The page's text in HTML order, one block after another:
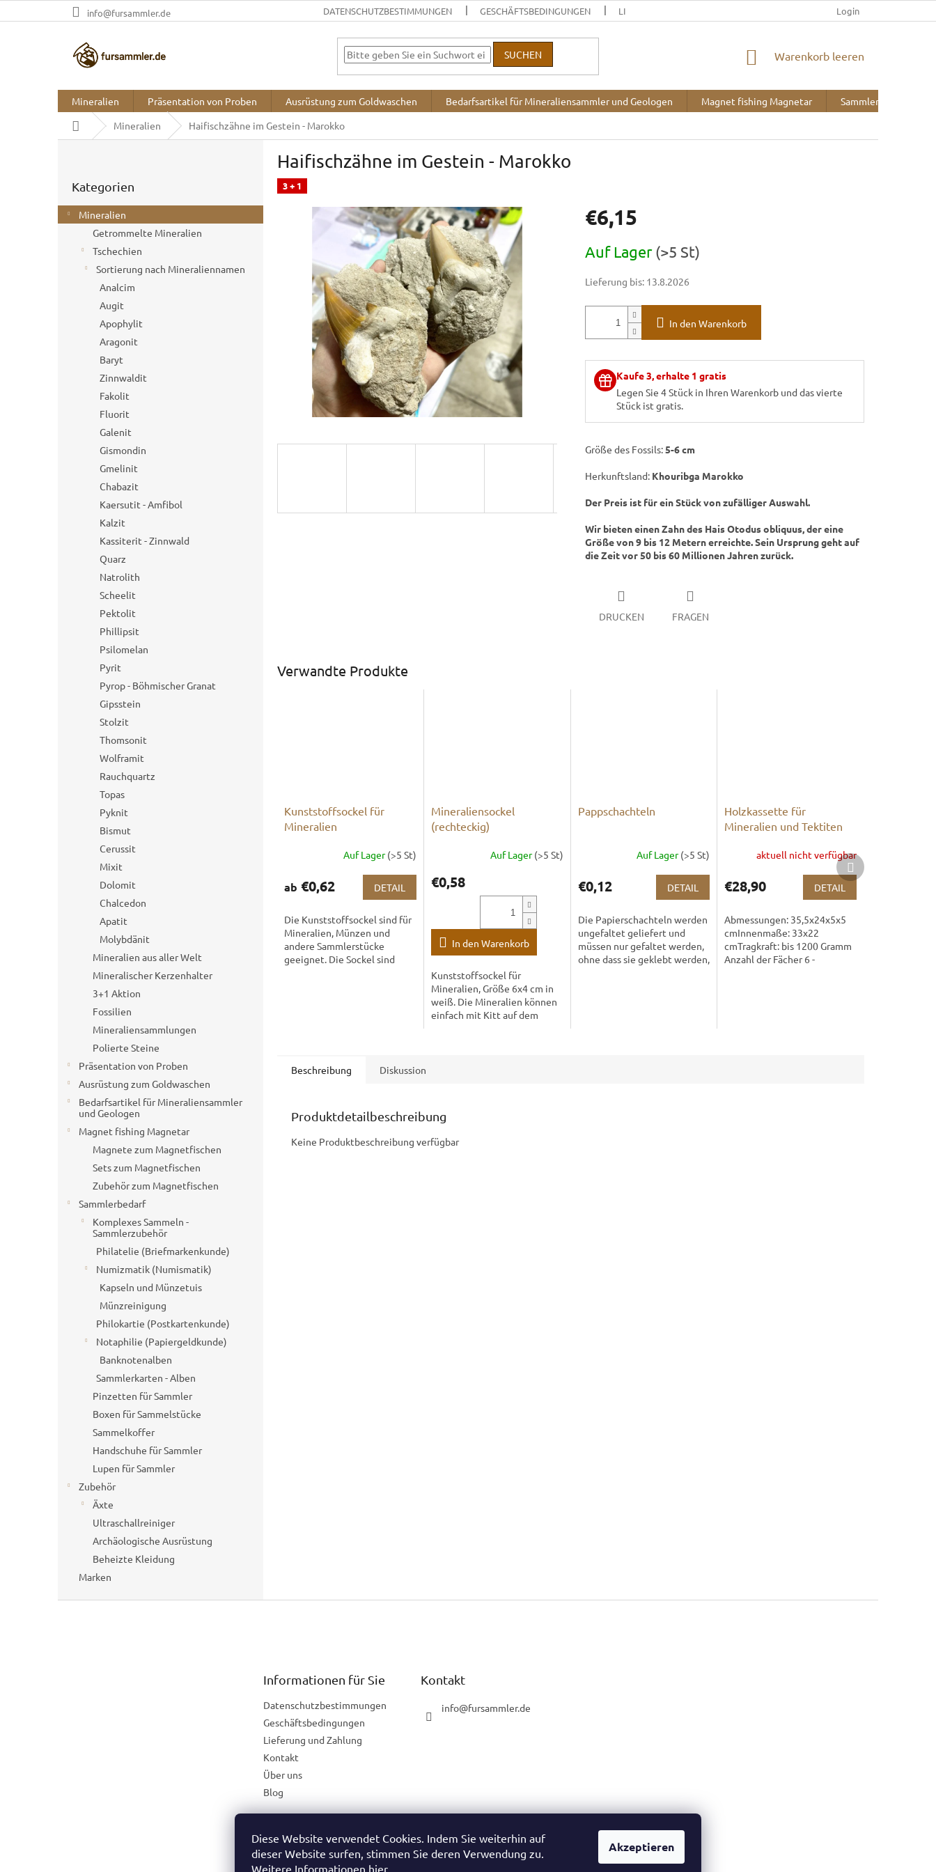
Diese Website verwendet Cookies. Indem Sie weiterhin auf
dieser Website surfen, stimmen Sie deren Verwendung zu.
Weitere Informationen hier.
Akzeptieren
Inhalt
info@fursammler.de DATENSCHUTZBESTIMMUNGEN GESCHÄFTSBEDINGUNGEN LIEFERUNG UND ZAHLUNG ÜBER UNS
Login
SUCHEN WARENKORB
Warenkorb leeren
Mineralien Präsentation von Proben Ausrüstung zum Goldwaschen Bedarfsartikel für Mineraliensammler und Geologen Magnet fishing Magnetar
Sammlerbedarf
StartseiteMineralien Haifischzähne im Gestein - Marokko
e
n
überspringen
Kategorien
Mineralien
Getrommelte Mineralien
Tschechien
Sortierung nach Mineraliennamen
Analcim
Augit
Apophylit
Aragonit
Baryt
Zinnwaldit
Fakolit
Fluorit
Galenit
Gismondin
Gmelinit
Chabazit
Kaersutit - Amfibol
Kalzit
Kassiterit - Zinnwald
Quarz
Natrolith
Scheelit
Pektolit
Phillipsit
Psilomelan
Pyrit
Pyrop - Böhmischer Granat
Gipsstein
Stolzit
Thomsonit
Wolframit
Rauchquartz
Topas
Pyknit
Bismut
Cerussit
Mixit
Dolomit
Chalcedon
Apatit
Molybdänit
Mineralien aus aller Welt
Mineralischer Kerzenhalter
3+1 Aktion
Fossilien
Mineraliensammlungen
Polierte Steine
Präsentation von Proben
Ausrüstung zum Goldwaschen
Bedarfsartikel für Mineraliensammler
und Geologen
Magnet fishing Magnetar
Magnete zum Magnetfischen
Sets zum Magnetfischen
Zubehör zum Magnetfischen
Sammlerbedarf
Komplexes Sammeln -
Sammlerzubehör
Philatelie (Briefmarkenkunde)
Numizmatik (Numismatik)
Kapseln und Münzetuis
Münzreinigung
Philokartie (Postkartenkunde)
Notaphilie (Papiergeldkunde)
Banknotenalben
Sammlerkarten - Alben
Pinzetten für Sammler
Boxen für Sammelstücke
Sammelkoffer
Handschuhe für Sammler
Lupen für Sammler
Zubehör
Äxte
Ultraschallreiniger
Archäologische Ausrüstung
Beheizte Kleidung
Marken
Haifischzähne im Gestein - Marokko
3 + 1
€6,15
Auf Lager(>5 St)
Lieferung bis: 13.8.2026
In den Warenkorb
Kaufe 3, erhalte 1 gratis
Legen Sie 4 Stück in Ihren Warenkorb und das vierte
Stück ist gratis.
Größe des Fossils:5-6 cm
Herkunftsland: Khouribga Marokko
Der Preis ist für ein Stück von zufälliger Auswahl.
Wir bieten einen Zahn des Hais Otodus obliquus, der eine
Größe von 9 bis 12 Metern erreichte. Sein Ursprung geht auf
die Zeit vor 50 bis 60 Millionen Jahren zurück.
DRUCKEN FRAGEN
Verwandte Produkte
Kunststoffsockel für
Mineralien
Auf Lager(>5 St)
ab €0,62 DETAIL
Die Kunststoffsockel sind für
Mineralien, Münzen und
andere Sammlerstücke
geeignet. Die Sockel sind
Mineraliensockel
(rechteckig)
Auf Lager(>5 St)
€0,58
In den Warenkorb
Kunststoffsockel für
Mineralien, Größe 6x4 cm in
weiß. Die Mineralien können
einfach mit Kitt auf dem
Pappschachteln
Auf Lager(>5 St)
€0,12 DETAIL
Die Papierschachteln werden
ungefaltet geliefert und
müssen nur gefaltet werden,
ohne dass sie geklebt werden,
Holzkassette für
Mineralien und Tektiten
aktuell nicht verfügbar
€28,90 DETAIL
Abmessungen: 35,5x24x5x5
cmInnenmaße: 33x22
cmTragkraft: bis 1200 Gramm
Anzahl der Fächer 6 -
Nächstes
Produkt
Beschreibung Diskussion
Produktdetailbeschreibung
Keine Produktbeschreibung verfügbar
Informationen für Sie
Datenschutzbestimmungen
Geschäftsbedingungen
Lieferung und Zahlung
Kontakt
Über uns
Blog
Kontakt
info@fursammler.de
Österreichische Website Tschechische Website Slowakische Website Ungarische Website